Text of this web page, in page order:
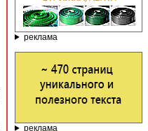
реклама
реклама